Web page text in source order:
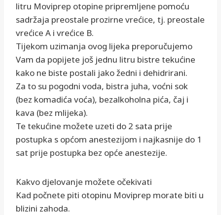
litru Moviprep otopine pripremljene pomoću
sadržaja preostale prozirne vrećice, tj. preostale
vrećice A i vrećice B.
Tijekom uzimanja ovog lijeka preporučujemo
Vam da popijete još jednu litru bistre tekućine
kako ne biste postali jako žedni i dehidrirani.
Za to su pogodni voda, bistra juha, voćni sok
(bez komadića voća), bezalkoholna pića, čaj i
kava (bez mlijeka).
Te tekućine možete uzeti do 2 sata prije
postupka s općom anestezijom i najkasnije do 1
sat prije postupka bez opće anestezije.
Kakvo djelovanje možete očekivati
Kad počnete piti otopinu Moviprep morate biti u
blizini zahoda.